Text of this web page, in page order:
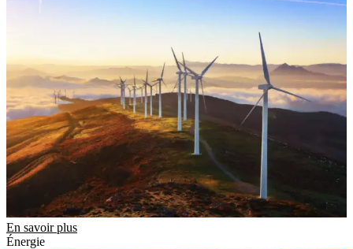
En savoir plus
Énergie